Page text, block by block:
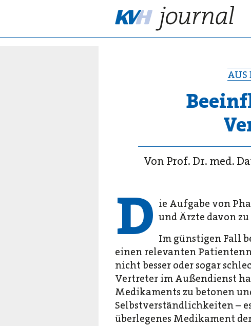
AUS
Von Prof. Dr. med.
D ie Aufgabe von
und Ärzte davon
Im günstigen Fall
einen relevanten
nicht besser oder sogar
Vertreter im Außendienst
Medikaments zu betonen
Selbstverständlichkeiten –
überlegenes Medikament